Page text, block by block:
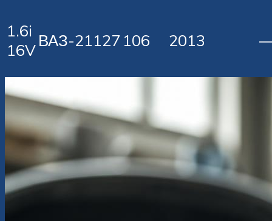
1.6i
16VВАЗ-21127 106 2013